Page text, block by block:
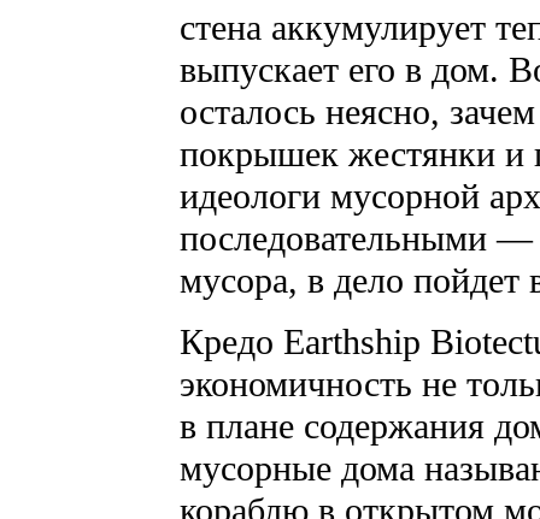
стена аккумулирует
выпускает его в дом.
осталось неясно,
покрышек жестянки
идеологи мусорной
последовательными —
мусора, в дело пойдет
Кредо Earthship
экономичность не
в плане содержания
мусорные дома
кораблю в открытом